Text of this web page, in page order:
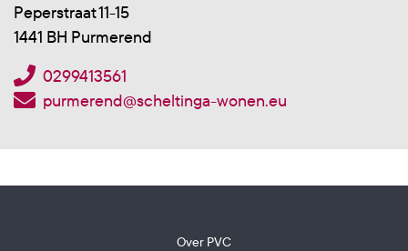
Peperstraat 11-15
1441 BH Purmerend
0299413561
purmerend@scheltinga-wonen.eu
Over PVC